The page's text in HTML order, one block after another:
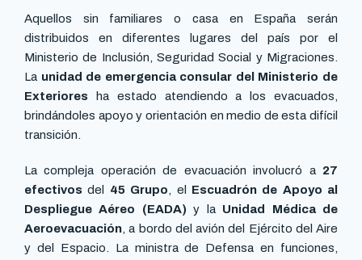
Aquellos sin familiares o casa en España serán
distribuidos en diferentes lugares del país por el
Ministerio de Inclusión, Seguridad Social y Migraciones.
La unidad de emergencia consular del Ministerio de
Exteriores ha estado atendiendo a los evacuados,
brindándoles apoyo y orientación en medio de esta difícil
transición.
La compleja operación de evacuación involucró a27
efectivos del 45 Grupo , el Escuadrón de Apoyo al
Despliegue Aéreo (EADA) y la Unidad Médica de
Aeroevacuación , a bordo del avión del Ejército del Aire
y del Espacio. La ministra de Defensa en funciones,